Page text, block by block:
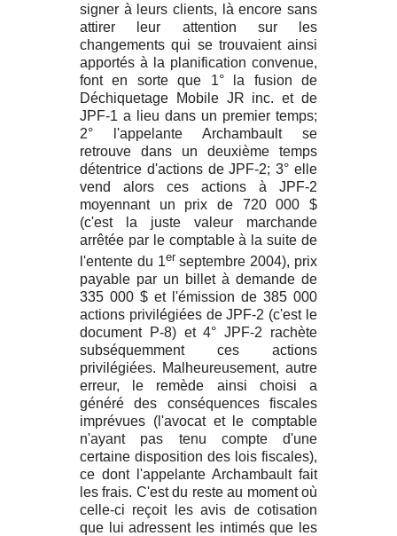
signer à leurs clients, là encore sans
attirer leur attention sur les
changements qui se trouvaient ainsi
apportés à la planification convenue,
font en sorte que 1° la fusion de
Déchiquetage Mobile JR inc. et de
JPF-1 a lieu dans un premier temps;
2° l'appelante Archambault se
retrouve dans un deuxième temps
détentrice d'actions de JPF-2; 3° elle
vend alors ces actions à JPF-2
moyennant un prix de 720 000 $
(c'est la juste valeur marchande
arrêtée par le comptable à la suite de
l'entente du 1er septembre 2004), prix
payable par un billet à demande de
335 000 $ et l'émission de 385 000
actions privilégiées de JPF-2 (c'est le
document P-8) et 4° JPF-2 rachète
subséquemment ces actions
privilégiées. Malheureusement, autre
erreur, le remède ainsi choisi a
généré des conséquences fiscales
imprévues (l'avocat et le comptable
n'ayant pas tenu compte d'une
certaine disposition des lois fiscales),
ce dont l'appelante Archambault fait
les frais. C'est du reste au moment où
celle-ci reçoit les avis de cotisation
que lui adressent les intimés que les